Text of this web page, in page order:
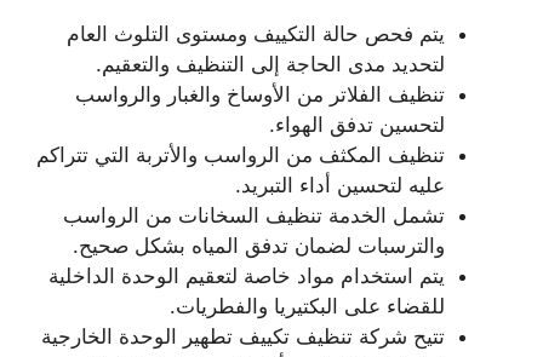
يتم فحص حالة التكييف ومستوى التلوث العام
لتحديد مدى الحاجة إلى التنظيف والتعقيم.
تنظيف الفلاتر من الأوساخ والغبار والرواسب
لتحسين تدفق الهواء.
تنظيف المكثف من الرواسب والأتربة التي تتراكم
عليه لتحسين أداء التبريد.
تشمل الخدمة تنظيف السخانات من الرواسب
والترسبات لضمان تدفق المياه بشكل صحيح.
يتم استخدام مواد خاصة لتعقيم الوحدة الداخلية
للقضاء على البكتيريا والفطريات.
تتيح شركة تنظيف تكييف تطهير الوحدة الخارجية